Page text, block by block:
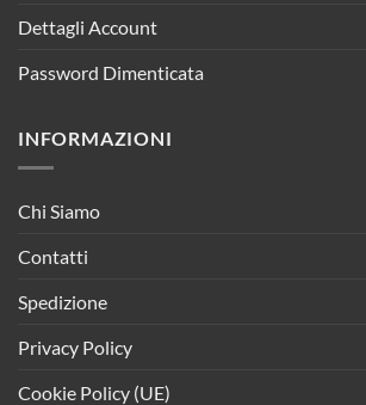
Dettagli Account
Password Dimenticata
INFORMAZIONI
Chi Siamo
Contatti
Spedizione
Privacy Policy
Cookie Policy (UE)